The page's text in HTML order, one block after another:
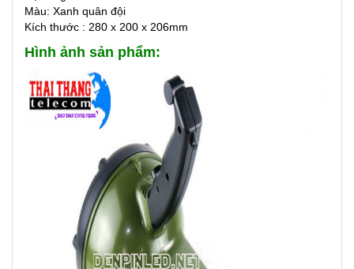
Màu: Xanh quân đội
Kích thước : 280 x 200 x 206mm
Hình ảnh sản phẩm: